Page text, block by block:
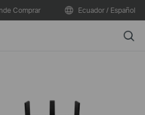
Comprar Ecuador / Español
Search